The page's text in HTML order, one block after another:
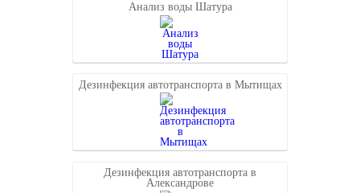
Анализ воды Шатура
Дезинфекция автотранспорта в Мытищах
Дезинфекция автотранспорта в
Александрове